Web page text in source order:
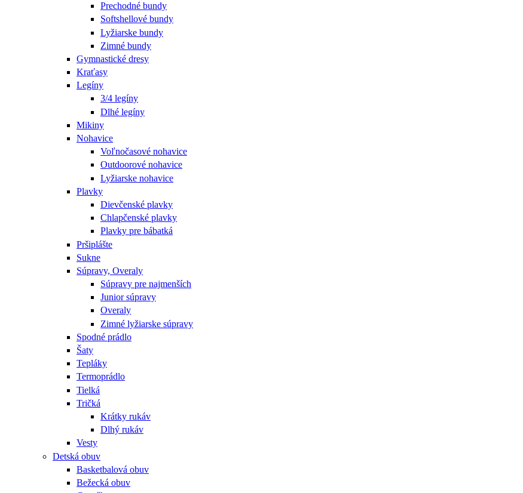
Prechodné bundy
Softshellové bundy
Lyžiarske bundy
Zimné bundy
Gymnastické dresy
Kraťasy
Legíny
3/4 legíny
Dlhé legíny
Mikiny
Nohavice
Voľnočasové nohavice
Outdoorové nohavice
Lyžiarske nohavice
Plavky
Dievčenské plavky
Chlapčenské plavky
Plavky pre bábatká
Pršiplášte
Sukne
Súpravy, Overaly
Súpravy pre najmenších
Junior súpravy
Overaly
Zimné lyžiarske súpravy
Spodné prádlo
Šaty
Tepláky
Termoprádlo
Tielká
Tričká
Krátky rukáv
Dlhý rukáv
Vesty
Detská obuv
Basketbalová obuv
Bežecká obuv